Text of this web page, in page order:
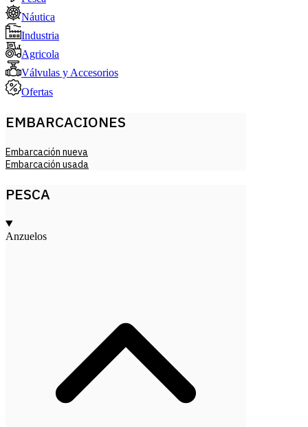
Náutica
Industria
Agricola
Válvulas y Accesorios
Ofertas
EMBARCACIONES
Embarcación nueva
Embarcación usada
PESCA
Anzuelos